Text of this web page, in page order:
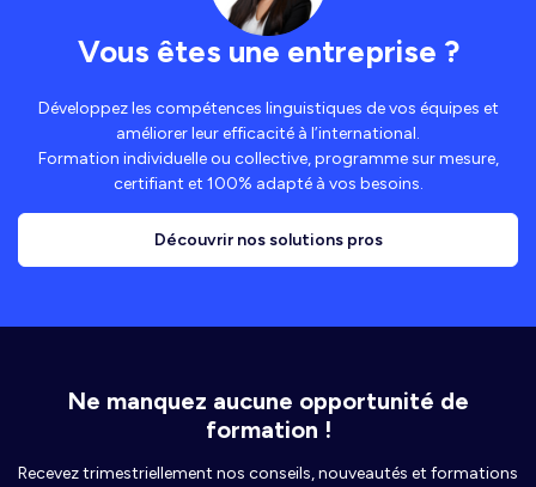
Vous êtes une entreprise ?
Développez les compétences linguistiques de vos équipes et
améliorer leur efficacité à l’international.
Formation individuelle ou collective, programme sur mesure,
certifiant et 100% adapté à vos besoins.
Découvrir nos solutions pros
Ne manquez aucune opportunité de
formation !
Recevez trimestriellement nos conseils, nouveautés et formations